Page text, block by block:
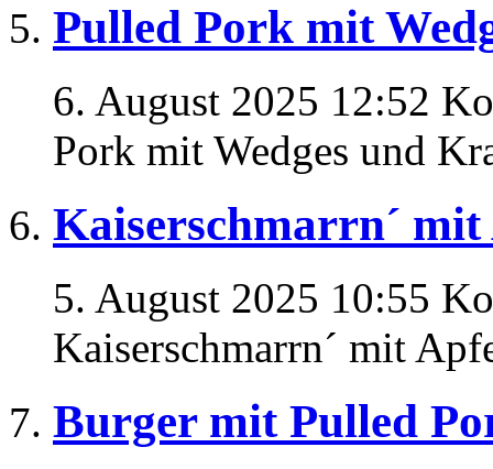
Pulled Pork mit
6. August 2025 12:52
Pork mit Wedges und
Kaiserschmarrn´
5. August 2025 10:55
Kaiserschmarrn´ mit
Burger mit Pulled